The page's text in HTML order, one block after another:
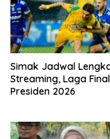
Simak Jadwal
Streaming, Laga
Presiden 2026